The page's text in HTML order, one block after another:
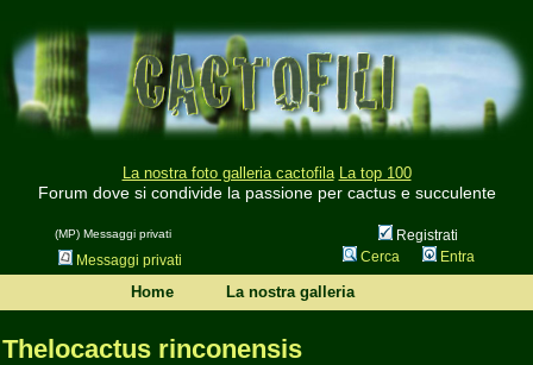
La nostra foto galleria cactofila La top 100
Forum dove si condivide la passione per cactus e succulente
(MP) Messaggi privati
Registrati
Messaggi privati
Cerca Entra
Home La nostra galleria
Thelocactus rinconensis